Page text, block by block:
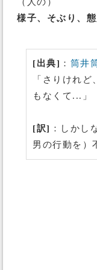
様子、そぶり、
[出典] ： 筒井
「さりけれ
もなくて...」
[訳] ：しかし
男の行動を）